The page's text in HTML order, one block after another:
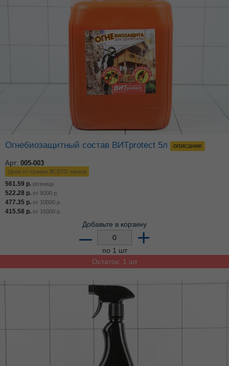
Огнебиозащитный состав ВИТprotect 5л описание
Арт: 005-003
Цена от суммы ВСЕГО заказа
561.59 р. розница
522.28 р. от 5000 р.
477.35 р. от 10000 р.
415.58 р. от 15000 р.
Добавьте в корзину
– +
по 1 шт
Остаток: 1 шт